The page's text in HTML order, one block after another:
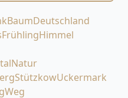
BaumDeutschland
FrühlingHimmel
Natur
StützkowUckermark
Weg